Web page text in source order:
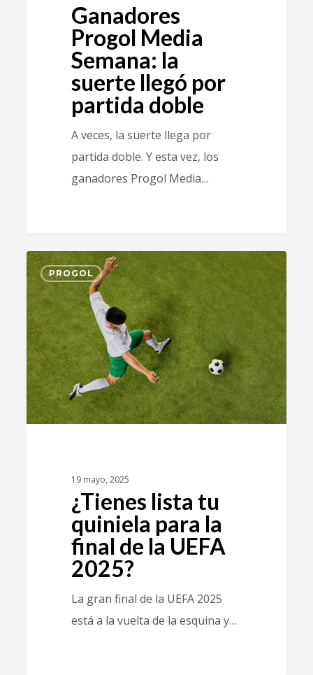
Ganadores
Progol Media
Semana: la
suerte llegó por
partida doble
A veces, la suerte llega por
partida doble. Y esta vez, los
ganadores Progol Media…
PROGOL
19 mayo, 2025
¿Tienes lista tu
quiniela para la
final de la UEFA
2025?
La gran final de la UEFA 2025
está a la vuelta de la esquina y…
2